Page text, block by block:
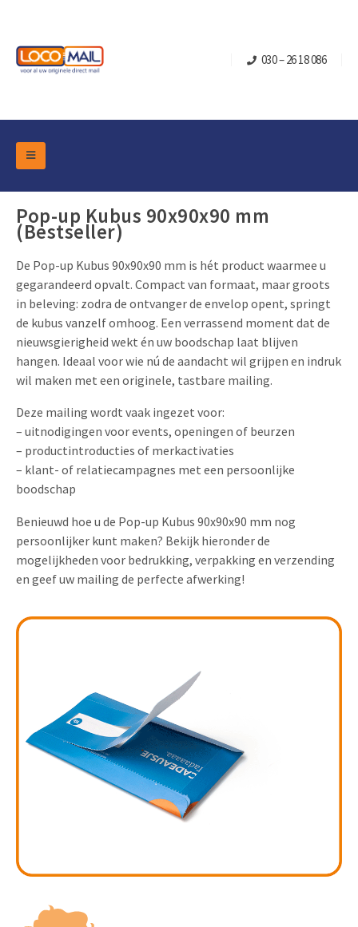
030 – 26 18 086
Pop-up Kubus 90x90x90 mm
(Bestseller)
De Pop-up Kubus 90x90x90 mm is hét product waarmee u
gegarandeerd opvalt. Compact van formaat, maar groots
in beleving: zodra de ontvanger de envelop opent, springt
de kubus vanzelf omhoog. Een verrassend moment dat de
nieuwsgierigheid wekt én uw boodschap laat blijven
hangen. Ideaal voor wie nú de aandacht wil grijpen en indruk
wil maken met een originele, tastbare mailing.
Deze mailing wordt vaak ingezet voor:
– uitnodigingen voor events, openingen of beurzen
– productintroducties of merkactivaties
– klant- of relatiecampagnes met een persoonlijke
boodschap
Benieuwd hoe u de Pop-up Kubus 90x90x90 mm nog
persoonlijker kunt maken? Bekijk hieronder de
mogelijkheden voor bedrukking, verpakking en verzending
en geef uw mailing de perfecte afwerking!
DM Marketing Tools
Overzicht Categorieën
Turning Card
Brievenbusdoosje +
Schuifkaarten
Pop-up Kaarten
Geluidskaarten
Lenticular Cards
Twin Sliders
Tabkaarten
Budget kaarten
Alle producten
Verpakkingen
Klepdoosjes
Schuifdoosjes
Branche
Retail Marketing
Vastgoedmarketing
Sport Marketing
Media Marketing
Automotive Marketing
Non-profit Marketing
Marketing in de Zorg
Duurzame Marketing
Marketing voor Scholen
Food Marketing
Kerst- en Eindejaar
Verjaardag en Jubilea
Uitnodigingen
Product Introductie
App-lancering
Kalender maken
Klantenbinding
Contact
Vacatures
Contactgegevens
Brochure downloaden